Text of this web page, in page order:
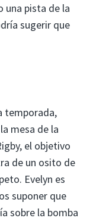
una pista de la
sugerir que
temporada,
mesa de la
el objetivo
de un osito de
Evelyn es
suponer que
sobre la bomba